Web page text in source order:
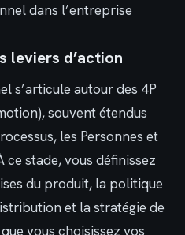
dans l’entreprise
leviers d’action
s’articule autour des 4P
souvent étendus
les Personnes et
ce stade, vous définissez
du produit, la politique
et la stratégie de
vous choisissez vos